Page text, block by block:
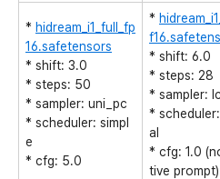
* hidream_i1_full_fp
16.safetensors
* shift: 3.0
* steps: 50
* sampler: uni_pc
* scheduler: simpl
e
* cfg: 5.0
*
* shift: 6.0
* steps: 28
* sampler:
*
al
* cfg: 1.0
tive prompt)